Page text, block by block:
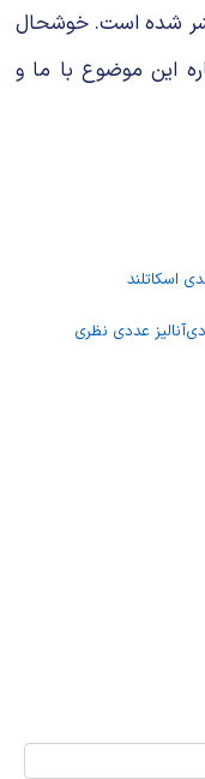
شده است. خوشحال
این موضوع با ما و
اسکاتلند
آنالیز عددی نظری